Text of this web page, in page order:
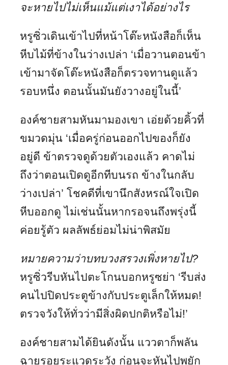
จะหายไปไม่เห็นแม้แต่เงาได้อย่างไร
หรูซิ่วเดินเข้าไปที่หน้าโต๊ะหนังสือก็เห็น
หีบไม้ที่ข้างในว่างเปล่า ‘เมื่อวานตอนข้า
เข้ามาจัดโต๊ะหนังสือก็ตรวจทานดูแล้ว
รอบหนึ่ง ตอนนั้นมันยังวางอยู่ในนี้’
องค์ชายสามหันมามองเขา เอ่ยด้วยคิ้วที่
ขมวดมุ่น ‘เมื่อครู่ก่อนออกไปของก็ยัง
อยู่ดี ข้าตรวจดูด้วยตัวเองแล้ว คาดไม่
ถึงว่าตอนเปิดดูอีกทีบนรถ ข้างในกลับ
ว่างเปล่า’ โชคดีที่เขานึกสังหรณ์ใจเปิด
หีบออกดู ไม่เช่นนั้นหากรอจนถึงพรุ่งนี้
ค่อยรู้ตัว ผลลัพธ์ย่อมไม่น่าพิสมัย
หมายความว่าบทบวงสรวงเพิ่งหายไป?
หรูซิ่วรีบหันไปตะโกนบอกหรูซย่า ‘รีบส่ง
คนไปปิดประตูข้างกับประตูเล็กให้หมด!
ตรวจวังให้ทั่วว่ามีสิ่งผิดปกติหรือไม่!’
องค์ชายสามได้ยินดังนั้น แววตาก็พลัน
ฉายรอยระแวดระวัง ก่อนจะหันไปพยัก